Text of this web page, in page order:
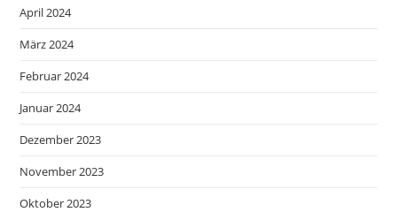
April 2024
März 2024
Februar 2024
Januar 2024
Dezember 2023
November 2023
Oktober 2023